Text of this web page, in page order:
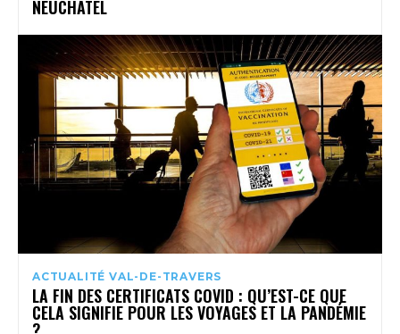
NEUCHÂTEL
ACTUALITÉ VAL-DE-TRAVERS
LA FIN DES CERTIFICATS COVID : QU’EST-CE QUE
CELA SIGNIFIE POUR LES VOYAGES ET LA PANDÉMIE